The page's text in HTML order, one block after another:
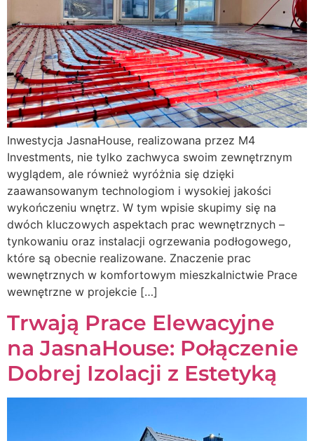
Inwestycja JasnaHouse, realizowana przez M4
Investments, nie tylko zachwyca swoim zewnętrznym
wyglądem, ale również wyróżnia się dzięki
zaawansowanym technologiom i wysokiej jakości
wykończeniu wnętrz. W tym wpisie skupimy się na
dwóch kluczowych aspektach prac wewnętrznych –
tynkowaniu oraz instalacji ogrzewania podłogowego,
które są obecnie realizowane. Znaczenie prac
wewnętrznych w komfortowym mieszkalnictwie Prace
wewnętrzne w projekcie […]
Trwają Prace Elewacyjne
na JasnaHouse: Połączenie
Dobrej Izolacji z Estetyką